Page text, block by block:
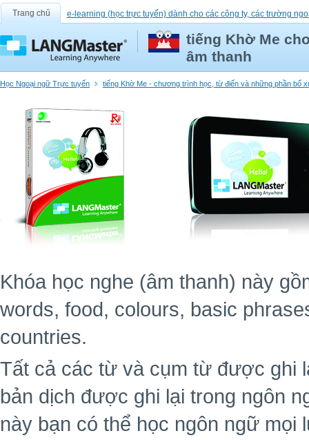
Trang chủ e-learning (học trực tuyến) dành cho các công ty, các trường
tiếng Khờ Me
âm thanh
Học Ngoại ngữ Trực tuyến tiếng Khờ Me - chương trình học, từ điển và những phần bổ
Khóa học nghe (âm thanh) này
words, food, colours, basic
countries.
Tất cả các từ và cụm từ được ghi
bản dịch được ghi lại trong ngôn
này bạn có thể học ngôn ngữ mọi